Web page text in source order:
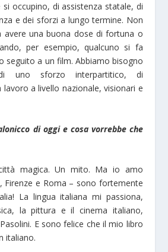
occupino, di assistenza statale, di
e dei sforzi a lungo termine. Non
avere una buona dose di fortuna o
per esempio, qualcuno si fa
seguito a un film. Abbiamo bisogno
uno sforzo interpartitico, di
lavoro a livello nazionale, visionari e
di oggi e cosa vorrebbe che
magica. Un mito. Ma io amo
Firenze e Roma – sono fortemente
La lingua italiana mi passiona,
la pittura e il cinema italiano,
E sono felice che il mio libro
italiano.